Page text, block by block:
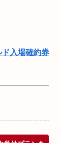
入場確約券